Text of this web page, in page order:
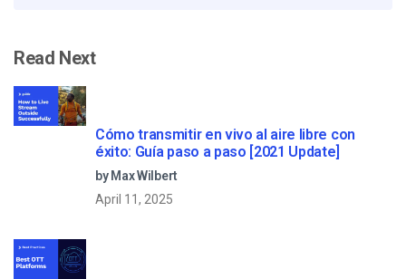
Read Next
Cómo transmitir en vivo al aire libre con
éxito: Guía paso a paso [2021 Update]
by Max Wilbert
April 11, 2025